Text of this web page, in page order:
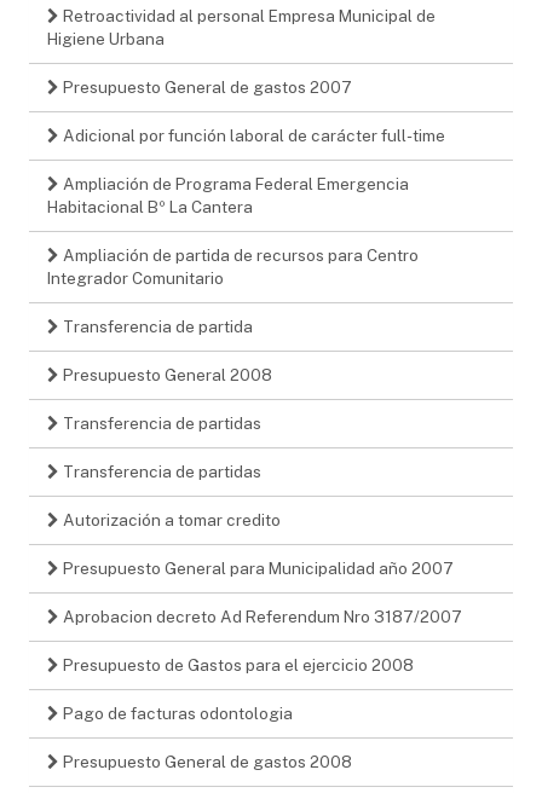
Retroactividad al personal Empresa Municipal de
Higiene Urbana
Presupuesto General de gastos 2007
Adicional por función laboral de carácter full-time
Ampliación de Programa Federal Emergencia
Habitacional Bº La Cantera
Ampliación de partida de recursos para Centro
Integrador Comunitario
Transferencia de partida
Presupuesto General 2008
Transferencia de partidas
Transferencia de partidas
Autorización a tomar credito
Presupuesto General para Municipalidad año 2007
Aprobacion decreto Ad Referendum Nro 3187/2007
Presupuesto de Gastos para el ejercicio 2008
Pago de facturas odontologia
Presupuesto General de gastos 2008